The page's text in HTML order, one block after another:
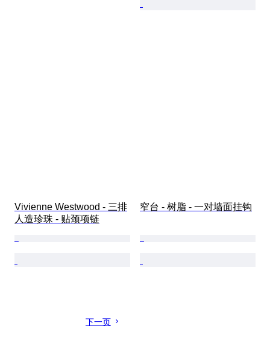
Vivienne Westwood - 三排
人造珍珠 - 贴颈项链
窄台 - 树脂 - 一对墙面挂钩
下一页